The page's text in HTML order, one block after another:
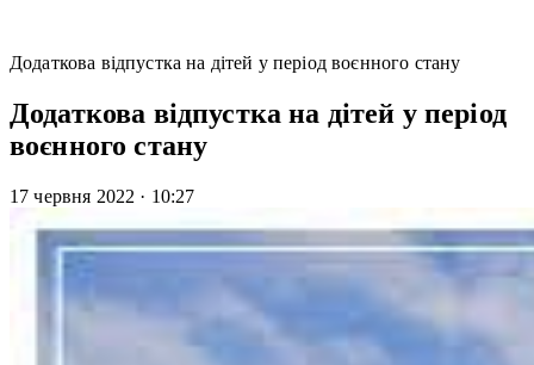
Додаткова відпустка на дітей у період воєнного стану
Додаткова відпустка на дітей у період
воєнного стану
17 червня 2022 · 10:27